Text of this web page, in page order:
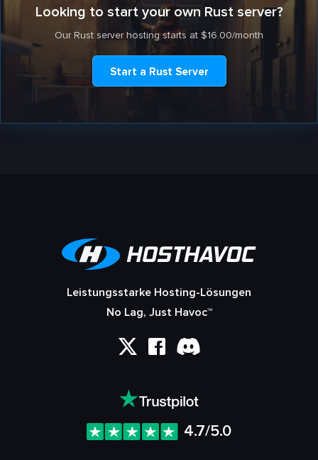
Looking to start your own Rust server?
Our Rust server hosting starts at $16.00/month
Start a Rust Server
Leistungsstarke Hosting-Lösungen
No Lag, Just Havoc™
4.7/5.0